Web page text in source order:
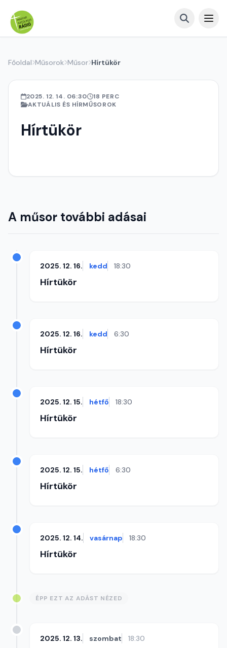
Főoldal Műsorok Műsor Hírtükör
2025. 12. 14. 06:30
18 PERC
AKTUÁLIS ÉS HÍRMŰSOROK
Hírtükör
A műsor további adásai
2025. 12. 16. kedd 18:30
Hírtükör
2025. 12. 16. kedd 6:30
Hírtükör
2025. 12. 15. hétfő 18:30
Hírtükör
2025. 12. 15. hétfő 6:30
Hírtükör
2025. 12. 14. vasárnap 18:30
Hírtükör
ÉPP EZT AZ ADÁST NÉZED
2025. 12. 13. szombat 18:30